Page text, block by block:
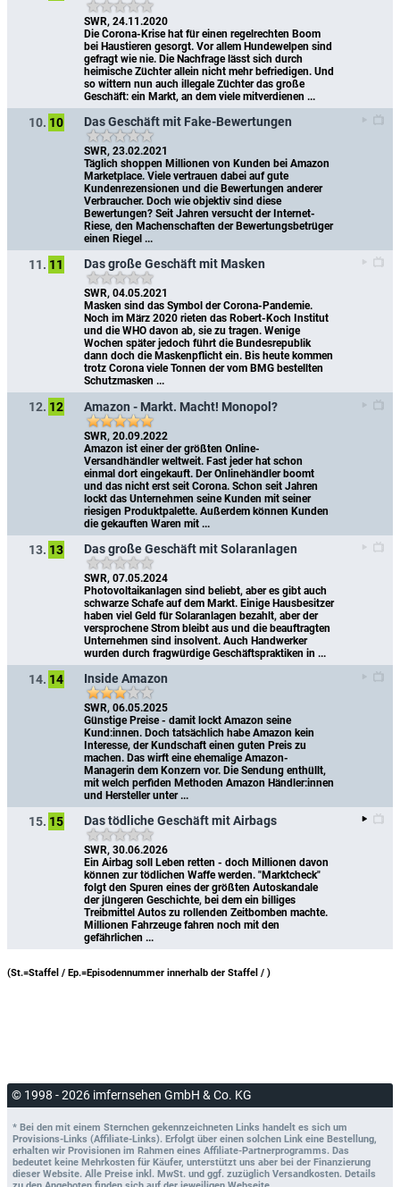
SWR, 24.11.2020
Die Corona-Krise hat für einen regelrechten Boom
bei Haustieren gesorgt. Vor allem Hundewelpen sind
gefragt wie nie. Die Nachfrage lässt sich durch
heimische Züchter allein nicht mehr befriedigen. Und
so wittern nun auch illegale Züchter das große
Geschäft: ein Markt, an dem viele mitverdienen ...
10. 10 Das Geschäft mit Fake-Bewertungen
SWR, 23.02.2021
Täglich shoppen Millionen von Kunden bei Amazon
Marketplace. Viele vertrauen dabei auf gute
Kundenrezensionen und die Bewertungen anderer
Verbraucher. Doch wie objektiv sind diese
Bewertungen? Seit Jahren versucht der Internet-
Riese, den Machenschaften der Bewertungsbetrüger
einen Riegel ...
11. 11 Das große Geschäft mit Masken
SWR, 04.05.2021
Masken sind das Symbol der Corona-Pandemie.
Noch im März 2020 rieten das Robert-Koch Institut
und die WHO davon ab, sie zu tragen. Wenige
Wochen später jedoch führt die Bundesrepublik
dann doch die Maskenpflicht ein. Bis heute kommen
trotz Corona viele Tonnen der vom BMG bestellten
Schutzmasken ...
12. 12 Amazon - Markt. Macht! Monopol?
SWR, 20.09.2022
Amazon ist einer der größten Online-
Versandhändler weltweit. Fast jeder hat schon
einmal dort eingekauft. Der Onlinehändler boomt
und das nicht erst seit Corona. Schon seit Jahren
lockt das Unternehmen seine Kunden mit seiner
riesigen Produktpalette. Außerdem können Kunden
die gekauften Waren mit ...
13. 13 Das große Geschäft mit Solaranlagen
SWR, 07.05.2024
Photovoltaikanlagen sind beliebt, aber es gibt auch
schwarze Schafe auf dem Markt. Einige Hausbesitzer
haben viel Geld für Solaranlagen bezahlt, aber der
versprochene Strom bleibt aus und die beauftragten
Unternehmen sind insolvent. Auch Handwerker
wurden durch fragwürdige Geschäftspraktiken in ...
14. 14 Inside Amazon
SWR, 06.05.2025
Günstige Preise - damit lockt Amazon seine
Kund:innen. Doch tatsächlich habe Amazon kein
Interesse, der Kundschaft einen guten Preis zu
machen. Das wirft eine ehemalige Amazon-
Managerin dem Konzern vor. Die Sendung enthüllt,
mit welch perfiden Methoden Amazon Händler:innen
und Hersteller unter ...
15. 15 Das tödliche Geschäft mit Airbags
SWR, 30.06.2026
Ein Airbag soll Leben retten - doch Millionen davon
können zur tödlichen Waffe werden. "Marktcheck"
folgt den Spuren eines der größten Autoskandale
der jüngeren Geschichte, bei dem ein billiges
Treibmittel Autos zu rollenden Zeitbomben machte.
Millionen Fahrzeuge fahren noch mit den
gefährlichen ...
(St.=Staffel / Ep.=Episodennummer innerhalb der Staffel / )
© 1998 - 2026 imfernsehen GmbH & Co. KG
* Bei den mit einem Sternchen gekennzeichneten Links handelt es sich um
Provisions-Links (Affiliate-Links). Erfolgt über einen solchen Link eine Bestellung,
erhalten wir Provisionen im Rahmen eines Affiliate-Partnerprogramms. Das
bedeutet keine Mehrkosten für Käufer, unterstützt uns aber bei der Finanzierung
dieser Website. Alle Preise inkl. MwSt. und ggf. zuzüglich Versandkosten. Details